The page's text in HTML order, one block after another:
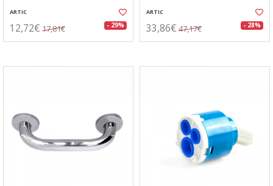
ARTIC
12,72€ 17,81€ - 29%
ARTIC
33,86€ 47,17€ - 28%